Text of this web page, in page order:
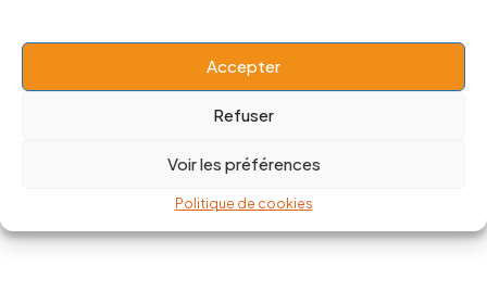
Accepter
Refuser
Voir les préférences
Politique de cookies
Body bébé KISS army
20,00€